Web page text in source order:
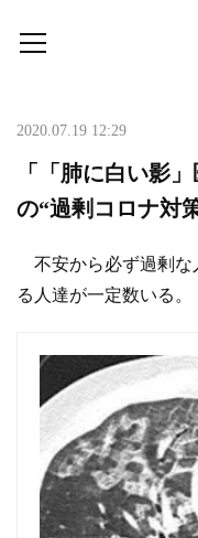
2020.07.19 12:29
「「肺に白い影
の“過剰コロナ対策
不安から必ず過剰な
る人達が一定数いる。